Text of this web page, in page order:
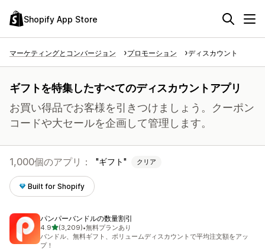
Shopify App Store
マーケティングとコンバージョン プロモーション ディスカウント
ギフトを特集したすべてのディスカウントアプリ
お買い得品でお客様を引きつけましょう。クーポン
コードや大セールを企画して管理します。
1,000個のアプリ： ギフト クリア
Built for Shopify
パンパーバンドルの数量割引
4.95つ星中
(3,209)
合計レビュー数：3209件
•無料プランあり
バンドル、無料ギフト、ボリュームディスカウントで平均注文額をアッ
プ！